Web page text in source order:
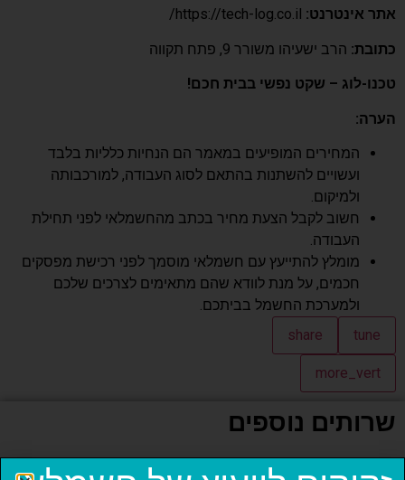
אתר אינטרנט:
כתובת: הרב ישעיהו משורר 9, פתח תקווה
טכנו-לוג – שקט נפשי בבית חכם!
הערה:
המחירים המופיעים במאמר הם הנחיות כלליות בלבד
ועשויים להשתנות בהתאם לסוג העבודה, למורכבותה
ולמיקום.
חשוב לקבל הצעת מחיר בכתב מהחשמלאי לפני תחילת
העבודה.
מומלץ להתייעץ עם חשמלאי מוסמך לפני רכישת מפסקים
חכמים, על מנת לוודא שהם מתאימים לצרכים שלכם
ולמערכת החשמל בביתכם.
tune
share
more_vert
שרותים נוספים
התקנת מפסק לדוד